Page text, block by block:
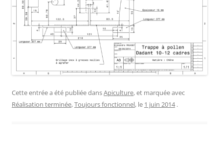
Cette entrée a été publiée dansApiculture, et marquée avec
Réalisation terminée,Toujours fonctionnel, le 1 juin 2014 .